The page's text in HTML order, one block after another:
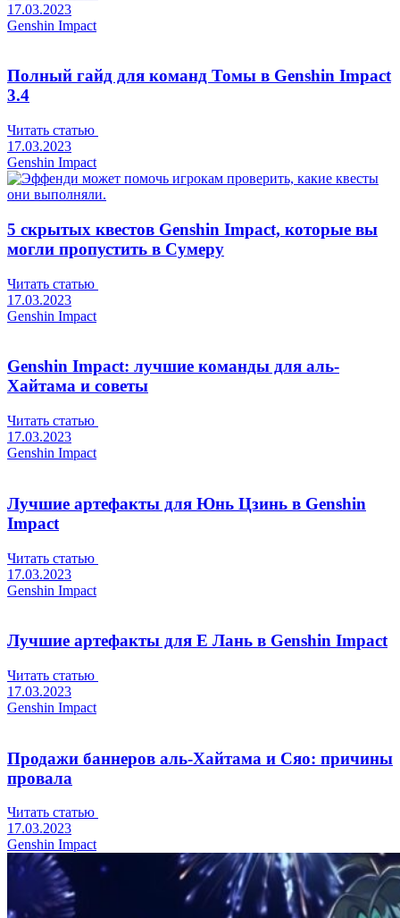
17.03.2023
Genshin Impact
Полный гайд для команд Томы в Genshin Impact
3.4
Читать статью
17.03.2023
Genshin Impact
5 скрытых квестов Genshin Impact, которые вы
могли пропустить в Сумеру
Читать статью
17.03.2023
Genshin Impact
Genshin Impact: лучшие команды для аль-
Хайтама и советы
Читать статью
17.03.2023
Genshin Impact
Лучшие артефакты для Юнь Цзинь в Genshin
Impact
Читать статью
17.03.2023
Genshin Impact
Лучшие артефакты для Е Лань в Genshin Impact
Читать статью
17.03.2023
Genshin Impact
Продажи баннеров аль-Хайтама и Сяо: причины
провала
Читать статью
17.03.2023
Genshin Impact